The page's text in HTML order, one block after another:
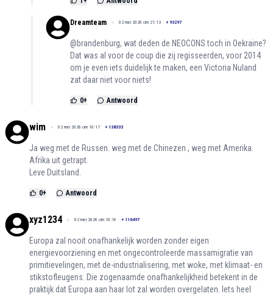
Dreamteam 02 mei 2026 om 21:13 + 93297
@brandenburg, wat deden de NEOCONS toch in Oekraine?
Dat was al voor de coup die zij regisseerden, voor 2014
om je even iets duidelijk te maken, een Victoria Nuland
zat daar niet voor niets!
0+ Antwoord
wim 02 mei 2026 om 10:17 + 138333
Ja weg met de Russen. weg met de Chinezen , weg met Amerika.
Afrika uit getrapt.
Leve Duitsland.
0+ Antwoord
xyz1234 02 mei 2026 om 10:16 + 116497
Europa zal nooit onafhankelijk worden zonder eigen
energievoorziening en met ongecontroleerde massamigratie van
primitievelingen, met de-industrialisering, met woke, met klimaat- en
stikstofleugens. Die zogenaamde onafhankelijkheid betekent in de
praktijk dat Europa aan haar lot zal worden overgelaten. Iets heel